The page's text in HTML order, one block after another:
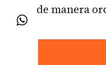
de manera